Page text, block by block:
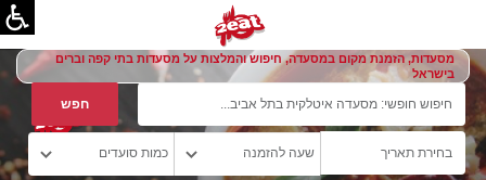
מסעדות, הזמנת מקום במסעדה, חיפוש והמלצות על מסעדות בתי קפה וברים
בישראל